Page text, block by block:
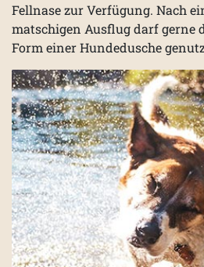
Fellnase zur Verfügung. Nach
matschigen Ausflug darf gerne
Form einer Hundedusche